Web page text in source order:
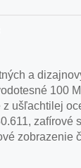
a
100
ušľachtilej
zafírové
zobrazenie